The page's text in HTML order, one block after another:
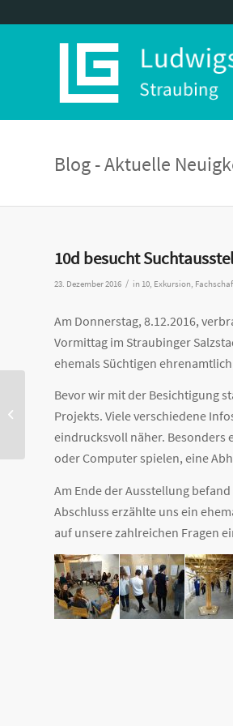
Blog - Aktuelle
10d besucht
23. Dezember 2016 / in 10, Exkursion,
Am Donnerstag, 8.12.2016,
Vormittag im Straubinger
ehemals Süchtigen
Bevor wir mit der Besichtigung
Projekts. Viele verschiedene
eindrucksvoll näher. Besonders
oder Computer spielen, eine
Am Ende der Ausstellung
Abschluss erzählte uns ein
auf unsere zahlreichen Fragen
Weihnachtstrucker